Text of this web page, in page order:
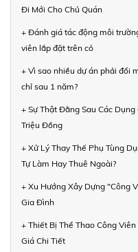
Đi Mới Cho Chủ Quán
+ Đánh giá tác động môi
viên lắp đặt trên cỏ
+ Vì sao nhiều dự án phải đổi
chỉ sau 1 năm?
+ Sự Thật Đằng Sau Các
Triệu Đồng
+ Xử Lý Thay Thế Phụ Tùng
Tự Làm Hay Thuê Ngoài?
+ Xu Hướng Xây Dựng "Công
Gia Đình
+ Thiết Bị Thể Thao Công
Giá Chi Tiết